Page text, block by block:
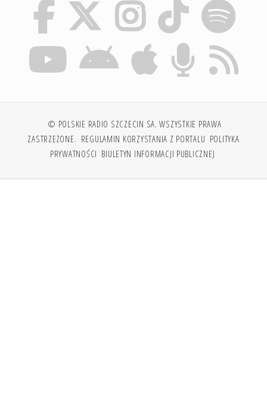
© POLSKIE RADIO SZCZECIN SA. WSZYSTKIE PRAWA
ZASTRZEŻONE. REGULAMIN KORZYSTANIA Z PORTALU POLITYKA
PRYWATNOŚCI BIULETYN INFORMACJI PUBLICZNEJ